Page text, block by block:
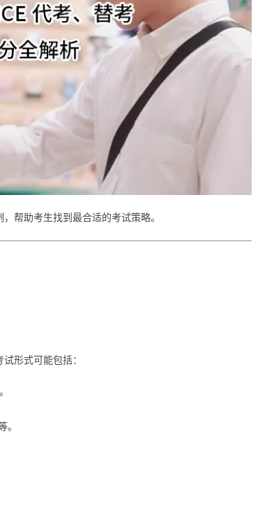
帮助考生找到最合适的考试策略。
形式可能包括：